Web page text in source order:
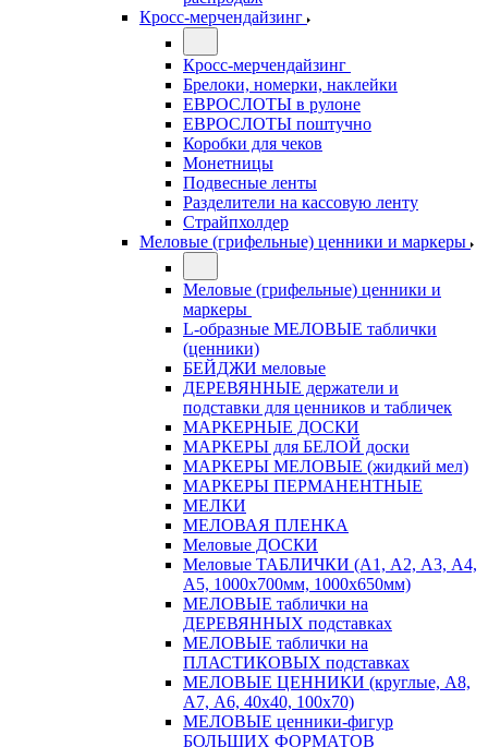
Кросс-мерчендайзинг
Кросс-мерчендайзинг
Брелоки, номерки, наклейки
ЕВРОСЛОТЫ в рулоне
ЕВРОСЛОТЫ поштучно
Коробки для чеков
Монетницы
Подвесные ленты
Разделители на кассовую ленту
Страйпхолдер
Меловые (грифельные) ценники и маркеры
Меловые (грифельные) ценники и
маркеры
L-образные МЕЛОВЫЕ таблички
(ценники)
БЕЙДЖИ меловые
ДЕРЕВЯННЫЕ держатели и
подставки для ценников и табличек
МАРКЕРНЫЕ ДОСКИ
МАРКЕРЫ для БЕЛОЙ доски
МАРКЕРЫ МЕЛОВЫЕ (жидкий мел)
МАРКЕРЫ ПЕРМАНЕНТНЫЕ
МЕЛКИ
МЕЛОВАЯ ПЛЕНКА
Меловые ДОСКИ
Меловые ТАБЛИЧКИ (А1, А2, А3, А4,
А5, 1000х700мм, 1000х650мм)
МЕЛОВЫЕ таблички на
ДЕРЕВЯННЫХ подставках
МЕЛОВЫЕ таблички на
ПЛАСТИКОВЫХ подставках
МЕЛОВЫЕ ЦЕННИКИ (круглые, А8,
А7, А6, 40х40, 100х70)
МЕЛОВЫЕ ценники-фигур
БОЛЬШИХ ФОРМАТОВ